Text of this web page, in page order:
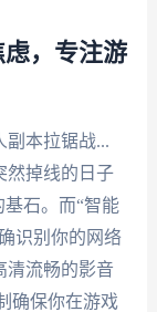
，专注游
副本拉锯战...
然掉线的日子
石。而“智能
识别你的网络
清流畅的影音
确保你在游戏